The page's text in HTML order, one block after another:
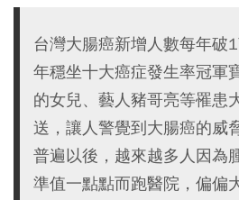
台灣大腸癌新增人數每年破
年穩坐十大癌症發生率冠軍
的女兒、藝人豬哥亮等罹患
送，讓人警覺到大腸癌的威
普遍以後，越來越多人因為
準值一點點而跑醫院，偏偏